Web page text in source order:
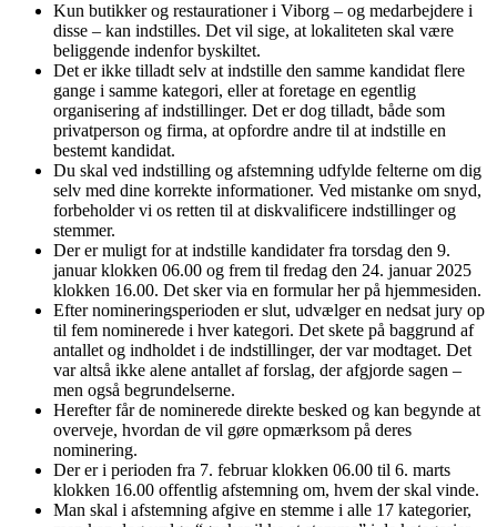
Kun butikker og restaurationer i Viborg – og medarbejdere i
disse – kan indstilles. Det vil sige, at lokaliteten skal være
beliggende indenfor byskiltet.
Det er ikke tilladt selv at indstille den samme kandidat flere
gange i samme kategori, eller at foretage en egentlig
organisering af indstillinger. Det er dog tilladt, både som
privatperson og firma, at opfordre andre til at indstille en
bestemt kandidat.
Du skal ved indstilling og afstemning udfylde felterne om dig
selv med dine korrekte informationer. Ved mistanke om snyd,
forbeholder vi os retten til at diskvalificere indstillinger og
stemmer.
Der er muligt for at indstille kandidater fra torsdag den 9.
januar klokken 06.00 og frem til fredag den 24. januar 2025
klokken 16.00. Det sker via en formular her på hjemmesiden.
Efter nomineringsperioden er slut, udvælger en nedsat jury op
til fem nominerede i hver kategori. Det skete på baggrund af
antallet og indholdet i de indstillinger, der var modtaget. Det
var altså ikke alene antallet af forslag, der afgjorde sagen –
men også begrundelserne.
Herefter får de nominerede direkte besked og kan begynde at
overveje, hvordan de vil gøre opmærksom på deres
nominering.
Der er i perioden fra 7. februar klokken 06.00 til 6. marts
klokken 16.00 offentlig afstemning om, hvem der skal vinde.
Man skal i afstemning afgive en stemme i alle 17 kategorier,